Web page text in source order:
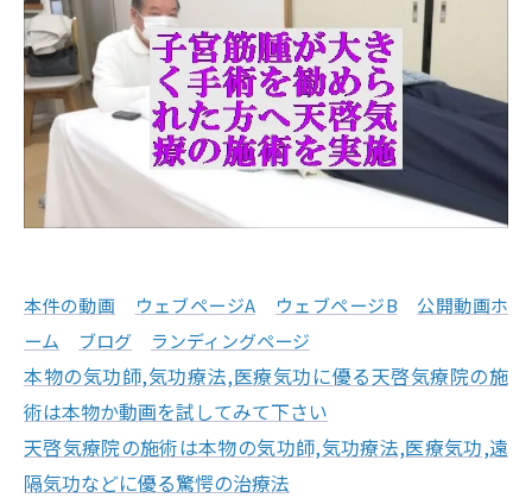
本件の動画 ウェブページA ウェブページB
公開動画ホ
ーム
ブログ ランディングページ
本物の気功師,気功療法,医療気功に優る天啓気療院の施
術は本物か動画を試してみて下さい
天啓気療院の施術は本物の気功師,気功療法,医療気功,遠
隔気功などに優る驚愕の治療法